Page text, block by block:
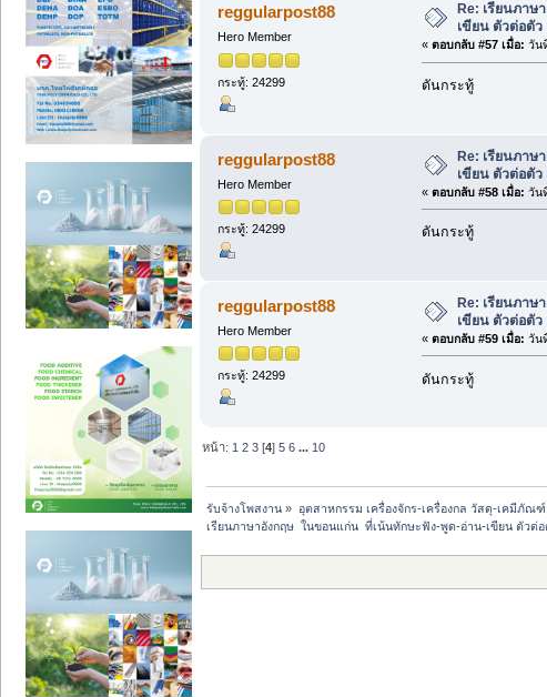
reggularpost88
Hero Member
กระทู้: 24299
Re: เรียนภา
เขียน ตัวต่อตั
« ตอบกลับ #57 เมื่อ: วัน
ดันกระทู้
reggularpost88
Hero Member
กระทู้: 24299
Re: เรียนภาษ
เขียน ตัวต่อตั
« ตอบกลับ #58 เมื่อ: วัน
ดันกระทู้
reggularpost88
Hero Member
กระทู้: 24299
Re: เรียนภาษ
เขียน ตัวต่อตั
« ตอบกลับ #59 เมื่อ: วัน
ดันกระทู้
หน้า: 1 2 3 [4]5 6 ... 10
รับจ้างโพสงาน » อุตสาหกรรม เครื่องจักร-เครื่องกล วัสดุ-เคมีภัณฑ์
เรียนภาษาอังกฤษ  ในขอนแก่น  ที่เน้นทักษะฟัง-พูด-อ่าน-เขียน ตัวต่